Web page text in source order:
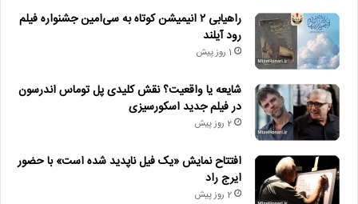
راهیابی ۲ انیمیشن کوتاه به سی‌امین جشنواره فیلم
رود آیلند
1 روز پیش
شایعه یا واقعیت؟ نقش کلیدی پل توماس اندرسون
در فیلم جدید اسکورسیزی
2 روز پیش
افتتاح نمایش «یک فیل ناپدید شده است» با حضور
ایرج راد
2 روز پیش